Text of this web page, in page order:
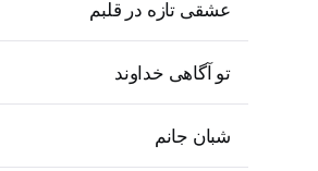
عشقی تازه در قلبم
تو آگاهی خداوند
شبان جانم